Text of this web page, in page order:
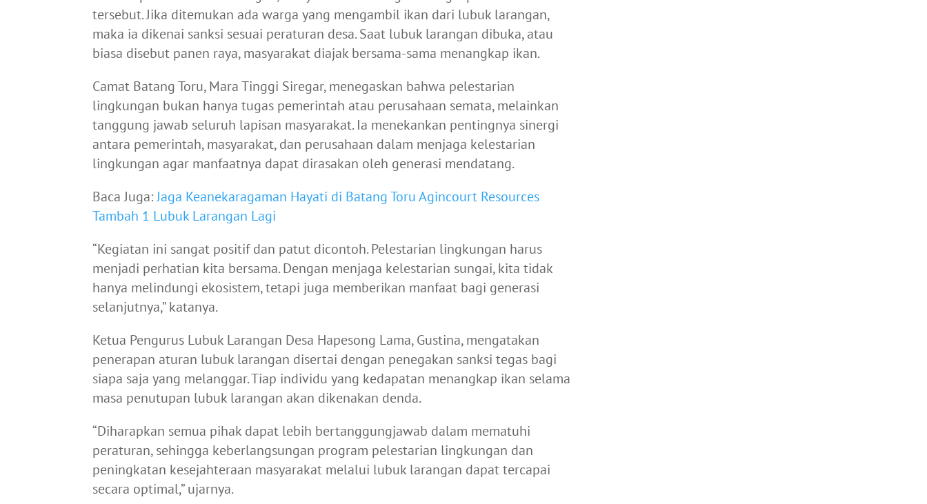
tersebut. Jika ditemukan ada warga yang mengambil ikan dari lubuk larangan,
maka ia dikenai sanksi sesuai peraturan desa. Saat lubuk larangan dibuka, atau
biasa disebut panen raya, masyarakat diajak bersama-sama menangkap ikan.
Camat Batang Toru, Mara Tinggi Siregar, menegaskan bahwa pelestarian
lingkungan bukan hanya tugas pemerintah atau perusahaan semata, melainkan
tanggung jawab seluruh lapisan masyarakat. Ia menekankan pentingnya sinergi
antara pemerintah, masyarakat, dan perusahaan dalam menjaga kelestarian
lingkungan agar manfaatnya dapat dirasakan oleh generasi mendatang.
Baca Juga:Jaga Keanekaragaman Hayati di Batang Toru Agincourt Resources
Tambah 1 Lubuk Larangan Lagi
“Kegiatan ini sangat positif dan patut dicontoh. Pelestarian lingkungan harus
menjadi perhatian kita bersama. Dengan menjaga kelestarian sungai, kita tidak
hanya melindungi ekosistem, tetapi juga memberikan manfaat bagi generasi
selanjutnya,” katanya.
Ketua Pengurus Lubuk Larangan Desa Hapesong Lama, Gustina, mengatakan
penerapan aturan lubuk larangan disertai dengan penegakan sanksi tegas bagi
siapa saja yang melanggar. Tiap individu yang kedapatan menangkap ikan selama
masa penutupan lubuk larangan akan dikenakan denda.
“Diharapkan semua pihak dapat lebih bertanggungjawab dalam mematuhi
peraturan, sehingga keberlangsungan program pelestarian lingkungan dan
peningkatan kesejahteraan masyarakat melalui lubuk larangan dapat tercapai
secara optimal,” ujarnya.